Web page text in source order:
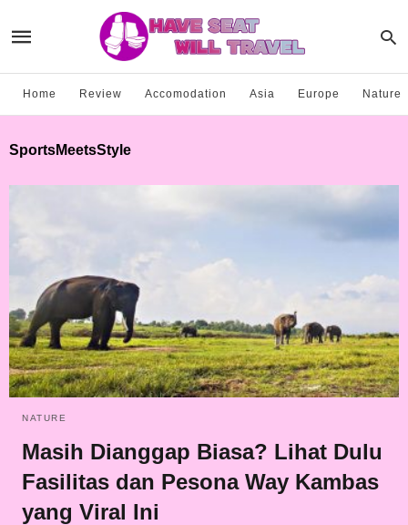
Home Review Accomodation Asia Europe Nature
SportsMeetsStyle
NATURE
Masih Dianggap Biasa? Lihat Dulu
Fasilitas dan Pesona Way Kambas
yang Viral Ini